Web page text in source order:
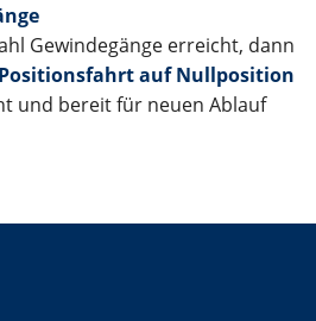
Gewindegänge erreicht, dann
Positionsfahrt auf Nullposition
und bereit für neuen Ablauf